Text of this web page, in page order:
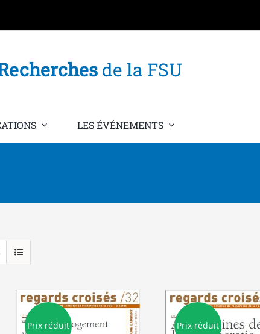
de la FSU
LES ÉVÉNEMENTS
Prix réduit Prix réduit